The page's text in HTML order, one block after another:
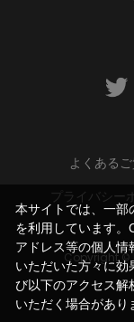
よくある
プライバシー
Copyright ©
本サイトでは、一部
を利用しています
アドレス等の個人情
いただいた方々に効
び以下のアクセス解
いただく場合があり